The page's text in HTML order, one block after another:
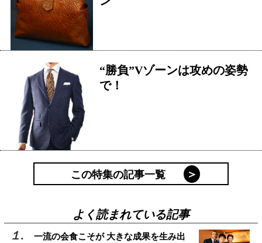
“勝負”Vゾーンは攻めの姿勢
で！
この特集の記事一覧
よく読まれている記事
一流の会食こそが 大きな成果を生み出